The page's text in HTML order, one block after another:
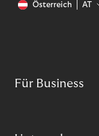
Österreich AT
Für Business